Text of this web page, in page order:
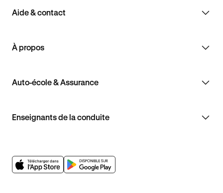
Aide & contact
À propos
Auto-école & Assurance
Enseignants de la conduite